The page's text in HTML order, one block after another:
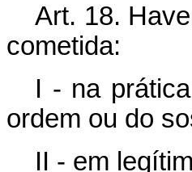
Art. 18.
cometida:
I - na
ordem ou do
II - em